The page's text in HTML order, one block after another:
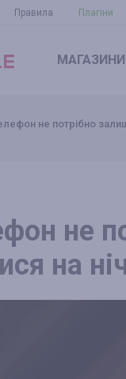
Правила Плагіни
МАГАЗИНИ
не потрібно
не
на